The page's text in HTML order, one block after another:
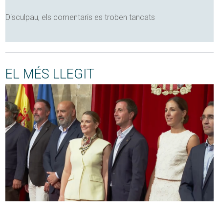
Disculpau, els comentaris es troben tancats
EL MÉS LLEGIT